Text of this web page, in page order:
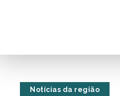
Notícias da região